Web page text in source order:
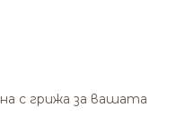
с грижа за вашата